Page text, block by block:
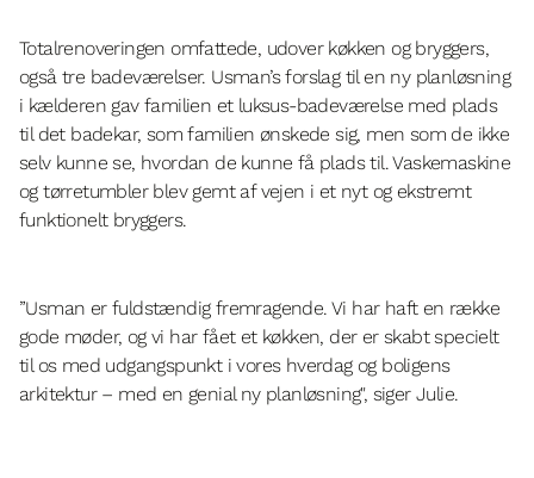
Totalrenoveringen omfattede, udover køkken og bryggers,
også tre badeværelser. Usman’s forslag til en ny planløsning
i kælderen gav familien et luksus-badeværelse med plads
til det badekar, som familien ønskede sig, men som de ikke
selv kunne se, hvordan de kunne få plads til. Vaskemaskine
og tørretumbler blev gemt af vejen i et nyt og ekstremt
funktionelt bryggers.
”Usman er fuldstændig fremragende. Vi har haft en række
gode møder, og vi har fået et køkken, der er skabt specielt
til os med udgangspunkt i vores hverdag og boligens
arkitektur – med en genial ny planløsning", siger Julie.